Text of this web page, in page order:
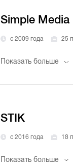
Simple Media
с 2009 года 25
Показать больше
STIK
с 2016 года 18
Показать больше